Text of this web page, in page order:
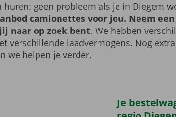
huren: geen probleem als je in Diegem
camionettes voor jou. Neem
naar op zoek bent. We hebben
verschillende laadvermogens. Nog
we helpen je verder.
Je